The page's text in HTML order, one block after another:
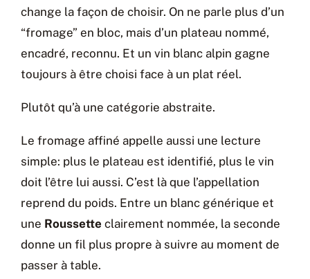
change la façon de choisir. On ne parle plus d’un
“fromage” en bloc, mais d’un plateau nommé,
encadré, reconnu. Et un vin blanc alpin gagne
toujours à être choisi face à un plat réel.
Plutôt qu’à une catégorie abstraite.
Le fromage affiné appelle aussi une lecture
simple: plus le plateau est identifié, plus le vin
doit l’être lui aussi. C’est là que l’appellation
reprend du poids. Entre un blanc générique et
une Roussette clairement nommée, la seconde
donne un fil plus propre à suivre au moment de
passer à table.